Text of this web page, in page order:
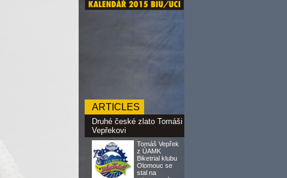
ARTICLES
Druhé české zlato Tomáši
Vepřekovi
Tomáš Vepřek
z ÚAMK
Biketrial klubu
Olomouc se
stal na